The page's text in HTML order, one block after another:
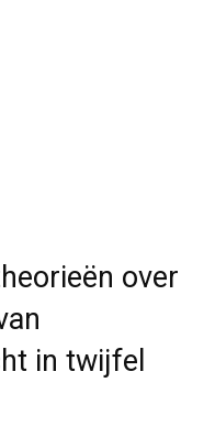
over
in twijfel